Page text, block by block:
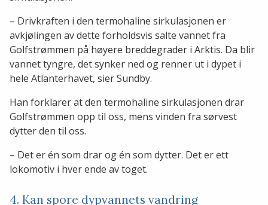
– Drivkraften i den termohaline sirkulasjonen er
avkjølingen av dette forholdsvis salte vannet fra
Golfstrømmen på høyere breddegrader i Arktis. Da blir
vannet tyngre, det synker ned og renner ut i dypet i
hele Atlanterhavet, sier Sundby.
Han forklarer at den termohaline sirkulasjonen drar
Golfstrømmen opp til oss, mens vinden fra sørvest
dytter den til oss.
– Det er én som drar og én som dytter. Det er ett
lokomotiv i hver ende av toget.
4. Kan spore dypvannets vandring